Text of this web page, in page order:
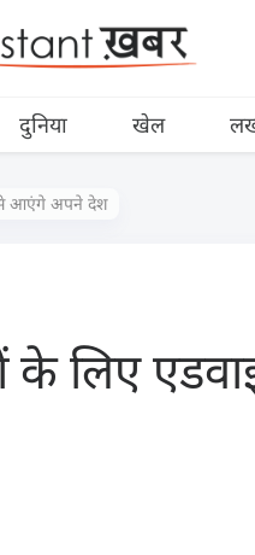
दुनिया खेल
आएंगे अपने देश
के लिए